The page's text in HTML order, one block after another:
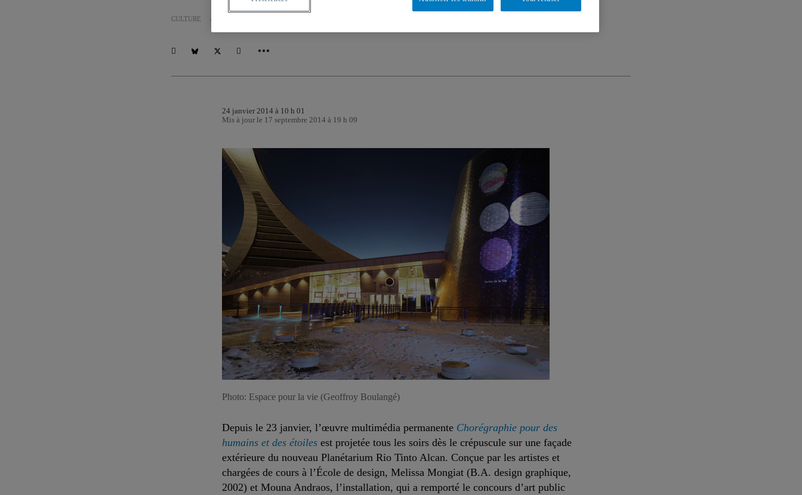
CULTURE ARTS
24 janvier 2014 à 10 h 01
Mis à jour le 17 septembre 2014 à 19 h 09
Photo: Espace pour la vie (Geoffroy Boulangé)
Depuis le 23 janvier, l’œuvre multimédia permanente Chorégraphie pour des
humains et des étoiles est projetée tous les soirs dès le crépuscule sur une façade
extérieure du nouveau Planétarium Rio Tinto Alcan. Conçue par les artistes et
chargées de cours à l’École de design, Melissa Mongiat (B.A. design graphique,
2002) et Mouna Andraos, l’installation, qui a remporté le concours d’art public